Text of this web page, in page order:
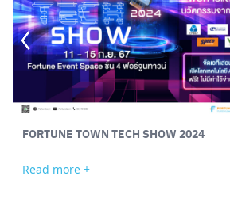
FORTUNE TOWN TECH SHOW 2024
Read more +